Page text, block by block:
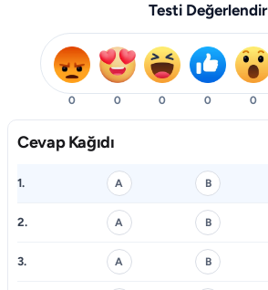
Testi Değerlendir
0 0 0 0 0
Cevap Kağıdı
1. A B
2. A B
3. A B